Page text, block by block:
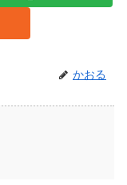
かおる